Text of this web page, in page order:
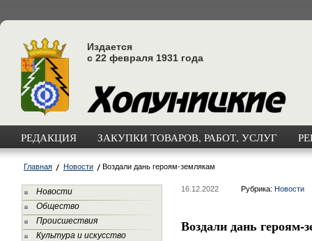
Издается
с 22 февраля 1931 года
РЕДАКЦИЯ ЗАКУПКИ ТОВАРОВ, РАБОТ, УСЛУГ
Главная Новости Воздали дань героям-землякам
Новости
Общество
Происшествия
Культура и искусство
16.12.2022 Рубрика: Новости
Воздали дань героям-